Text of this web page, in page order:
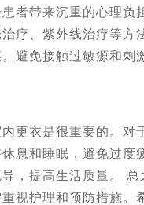
者带来沉重的心理负
疗、紫外线治疗等方
避免接触过敏源和刺
更衣是很重要的。对
息和睡眠，避免过度
，提高生活质量。 总
视护理和预防措施。